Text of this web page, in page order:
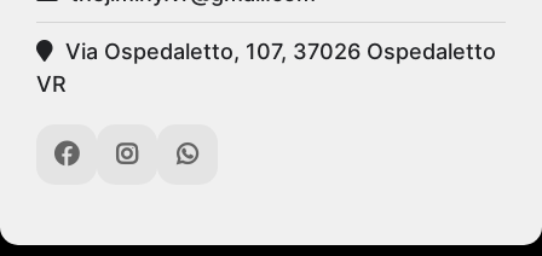
Via Ospedaletto, 107, 37026 Ospedaletto
VR